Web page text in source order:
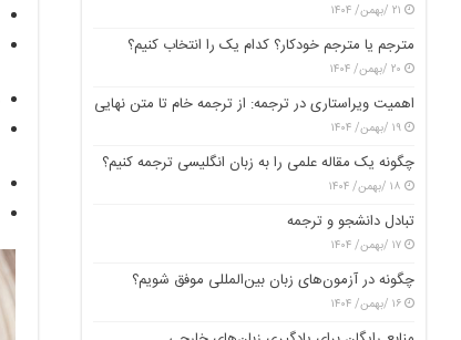
۲۱ /بهمن/ ۱۴۰۴
مترجم یا مترجم خودکار؟ کدام یک را انتخاب کنیم؟
۲۰ /بهمن/ ۱۴۰۴
اهمیت ویراستاری در ترجمه: از ترجمه خام تا متن نهایی
۱۹ /بهمن/ ۱۴۰۴
چگونه یک مقاله علمی را به زبان انگلیسی ترجمه کنیم؟
۱۸ /بهمن/ ۱۴۰۴
تبادل دانشجو و ترجمه
۱۷ /بهمن/ ۱۴۰۴
چگونه در آزمون‌های زبان بین‌المللی موفق شویم؟
۱۶ /بهمن/ ۱۴۰۴